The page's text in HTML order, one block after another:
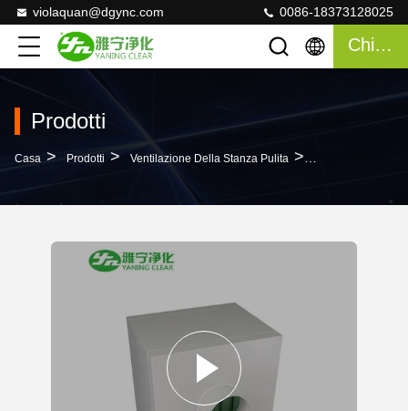
violaquan@dgync.com 0086-18373128025
Chiacchierata
Prodotti
Casa > Prodotti > Ventilazione Della Stanza Pulita >